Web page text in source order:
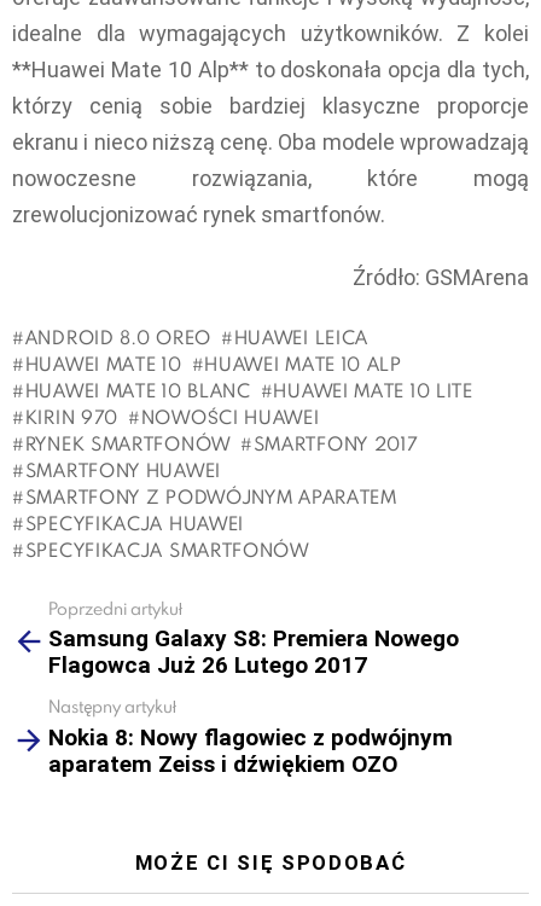
idealne dla wymagających użytkowników. Z kolei
**Huawei Mate 10 Alp** to doskonała opcja dla tych,
którzy cenią sobie bardziej klasyczne proporcje
ekranu i nieco niższą cenę. Oba modele wprowadzają
nowoczesne rozwiązania, które mogą
zrewolucjonizować rynek smartfonów.
Źródło: GSMArena
ANDROID 8.0 OREO
HUAWEI LEICA
HUAWEI MATE 10
HUAWEI MATE 10 ALP
HUAWEI MATE 10 BLANC
HUAWEI MATE 10 LITE
KIRIN 970
NOWOŚCI HUAWEI
RYNEK SMARTFONÓW
SMARTFONY 2017
SMARTFONY HUAWEI
SMARTFONY Z PODWÓJNYM APARATEM
SPECYFIKACJA HUAWEI
SPECYFIKACJA SMARTFONÓW
more
Poprzedni artykuł
Samsung Galaxy S8: Premiera Nowego
Flagowca Już 26 Lutego 2017
Następny artykuł
Nokia 8: Nowy flagowiec z podwójnym
aparatem Zeiss i dźwiękiem OZO
MOŻE CI SIĘ SPODOBAĆ